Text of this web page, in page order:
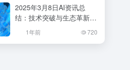
2025年3月8日AI资讯总
结：技术突破与生态革新并
1年前 720